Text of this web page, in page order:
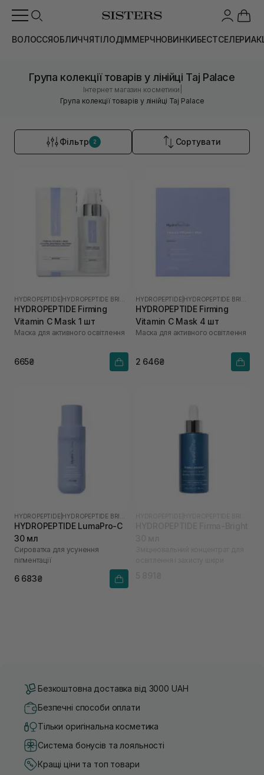
ВОЛОССЯОБЛИЧЧЯТІЛОДІММЕРЧНОВИНКИБЕСТСЕЛЕРИ
Група колекції товарів у лінійці Taj Palace
Інтернет магазин косметики
Група колекції товарів у лінійці Taj Palace
Фільтр 2 Сортувати
HYDROPEPTIDE
HYDROPEPTIDE Firming
Vitamin C Mask 1 шт
Маска для активного освітлення
665₴
HYDROPEPTIDE
HYDROPEPTIDE Firming
Vitamin C Mask 4 шт
Маска для активного освітлення
2 646₴
HYDROPEPTIDE
HYDROPEPTIDE LumaPro-C
30 мл
Сироватка для усунення
пігментації
6 683₴
Безкоштовна доставка від 3000 UAH
Безпечні способи оплати
Тільки оригінальна косметика
Система бонусів та лояльності
Кращі ціни та топ товари